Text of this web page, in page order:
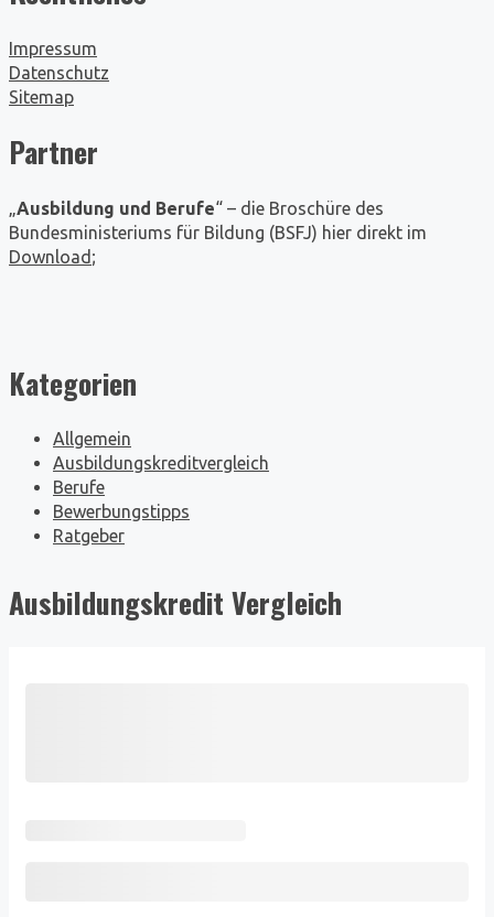
Impressum
Datenschutz
Sitemap
Partner
„Ausbildung und Berufe“ – die Broschüre des
Bundesministeriums für Bildung (BSFJ) hier direkt im
Download ;
Kategorien
Allgemein
Ausbildungskreditvergleich
Berufe
Bewerbungstipps
Ratgeber
Ausbildungskredit Vergleich